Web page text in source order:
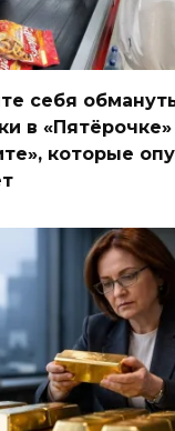
себя
в «Пятёрочке»
которые